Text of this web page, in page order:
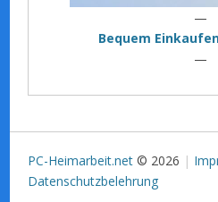
—
Bequem
—
PC-Heimarbeit.net © 2026
Datenschutzbelehrung